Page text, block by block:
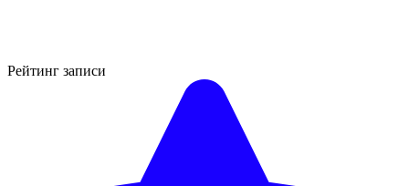
Рейтинг записи